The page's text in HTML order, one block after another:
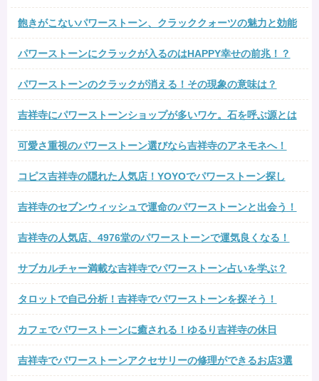
飽きがこないパワーストーン、クラッククォーツの魅力と効能
パワーストーンにクラックが入るのはHAPPY幸せの前兆！？
パワーストーンのクラックが消える！その現象の意味は？
吉祥寺にパワーストーンショップが多いワケ。石を呼ぶ源とは
可愛さ重視のパワーストーン選びなら吉祥寺のアネモネへ！
コピス吉祥寺の隠れた人気店！YOYOでパワーストーン探し
吉祥寺のセブンウィッシュで運命のパワーストーンと出会う！
吉祥寺の人気店、4976堂のパワーストーンで運気良くなる！
サブカルチャー満載な吉祥寺でパワーストーン占いを学ぶ？
タロットで自己分析！吉祥寺でパワーストーンを探そう！
カフェでパワーストーンに癒される！ゆるり吉祥寺の休日
吉祥寺でパワーストーンアクセサリーの修理ができるお店3選